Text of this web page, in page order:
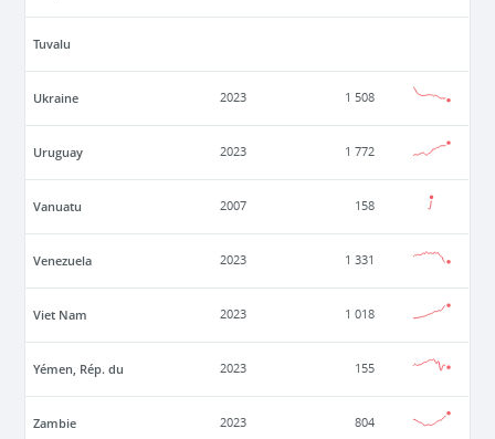
Tuvalu
Ukraine 2023 1 508
Uruguay 2023 1 772
Vanuatu 2007 158
Venezuela 2023 1 331
Viet Nam 2023 1 018
Yémen, Rép. du 2023 155
Zambie 2023 804